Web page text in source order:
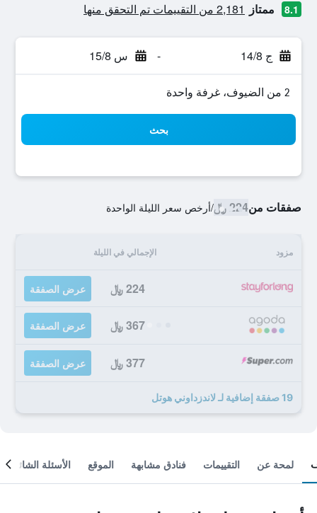
8.1 ممتاز 2,181 من التقييمات تم التحقق منها
ج 14/8 - س 15/8
2 من الضيوف، غرفة واحدة
بحث
صفقات من224 ﷼ /أرخص سعر الليلة الواحدة
مزود الإجمالي في الليلة
224 ﷼ عرض الصفقة
367 ﷼ عرض الصفقة
377 ﷼ عرض الصفقة
19 صفقة إضافية لـ لاندزداوني هوتل
لمحة عن التقييمات فنادق مشابهة الموقع الأسئلة الشائعة